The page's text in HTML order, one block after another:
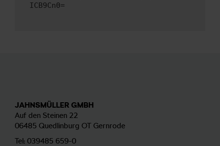
ICB9Cn0=
JAHNSMÜLLER GMBH
Auf den Steinen 22
06485 Quedlinburg OT Gernrode
Tel: 039485 659-0